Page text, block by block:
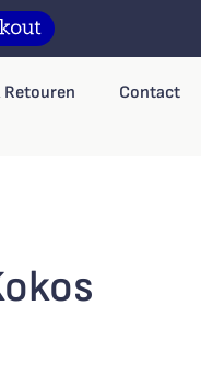
Retouren Contact